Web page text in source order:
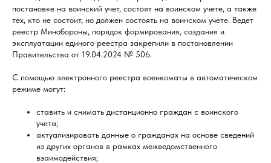
постановке на воинский учет, состоят на воинском учете, а также
тех, кто не состоит, но должен состоять на воинском учете. Ведет
реестр Минобороны, порядок формирования, создания и
эксплуатации единого реестра закрепили в постановлении
Правительства от 19.04.2024 № 506.
С помощью электронного реестра военкоматы в автоматическом
режиме могут:
ставить и снимать дистанционно граждан с воинского
учета;
актуализировать данные о гражданах на основе сведений
из других органов в рамках межведомственного
взаимодействия;